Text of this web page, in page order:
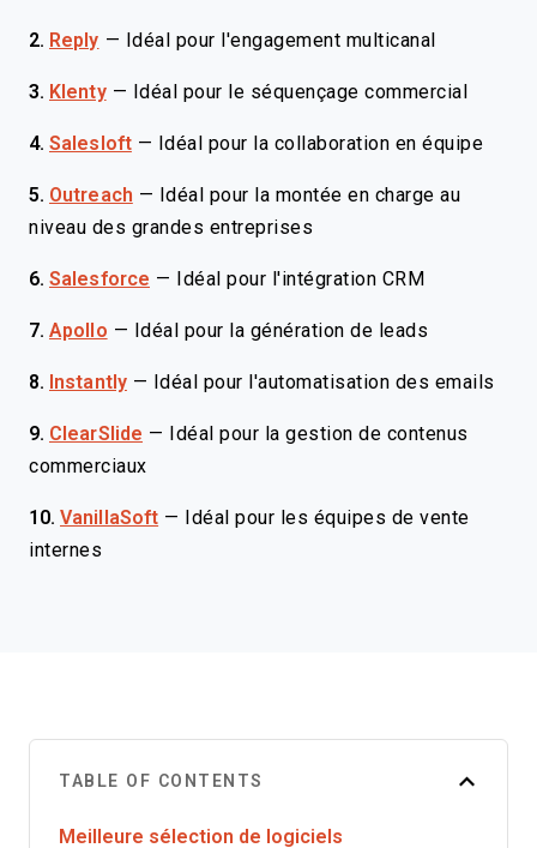
2. Reply — Idéal pour l'engagement multicanal
3. Klenty — Idéal pour le séquençage commercial
4. Salesloft — Idéal pour la collaboration en équipe
5. Outreach —
Idéal pour la montée en charge au
niveau des grandes entreprises
6. Salesforce — Idéal pour l'intégration CRM
7. Apollo — Idéal pour la génération de leads
8. Instantly — Idéal pour l'automatisation des emails
9. ClearSlide —
Idéal pour la gestion de contenus
commerciaux
10. VanillaSoft —
Idéal pour les équipes de vente
internes
TABLE OF CONTENTS
Meilleure sélection de logiciels